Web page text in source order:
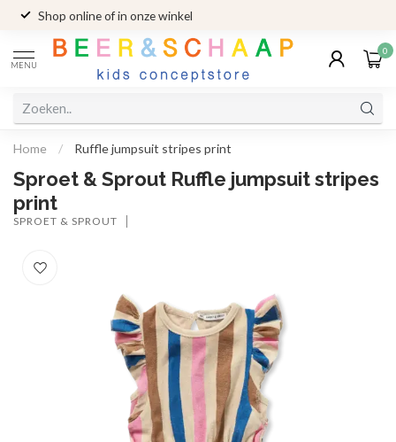
Shop online of in onze winkel
MENU
0
Home / Ruffle jumpsuit stripes print
Sproet & Sprout Ruffle jumpsuit stripes
print
SPROET & SPROUT